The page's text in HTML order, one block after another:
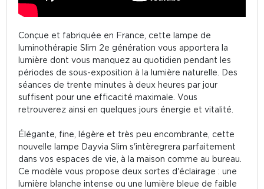
Conçue et fabriquée en France, cette lampe de
luminothérapie Slim 2e génération vous apportera la
lumière dont vous manquez au quotidien pendant les
périodes de sous-exposition à la lumière naturelle. Des
séances de trente minutes à deux heures par jour
suffisent pour une efficacité maximale. Vous
retrouverez ainsi en quelques jours énergie et vitalité.
Élégante, fine, légère et très peu encombrante, cette
nouvelle lampe Dayvia Slim s'intèregrera parfaitement
dans vos espaces de vie, à la maison comme au bureau.
Ce modèle vous propose deux sortes d'éclairage : une
lumière blanche intense ou une lumière bleue de faible